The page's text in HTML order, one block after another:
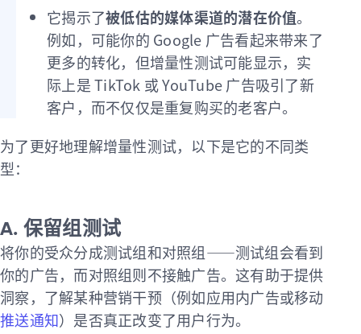
它揭示了被低估的媒体渠道的潜在价值。
例如，可能你的 Google 广告看起来带来了
更多的转化，但增量性测试可能显示，实
际上是 TikTok 或 YouTube 广告吸引了新
客户，而不仅仅是重复购买的老客户。
为了更好地理解增量性测试，以下是它的不同类
型：
A. 保留组测试
将你的受众分成测试组和对照组——测试组会看到
你的广告，而对照组则不接触广告。这有助于提供
洞察，了解某种营销干预（例如应用内广告或移动
推送通知）是否真正改变了用户行为。